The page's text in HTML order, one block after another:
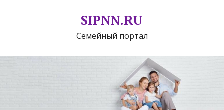
SIPNN.RU
Семейный портал